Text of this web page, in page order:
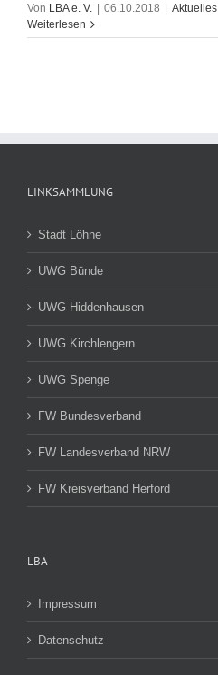
Von LBA e. V. 06.10.2018 Aktuelles
Weiterlesen
LINKSAMMLUNG
Stadt Löhne
UWG Bünde
UWG Hiddenhausen
UWG Kirchlengern
UWG Spenge
FW Bundesverband
FW Landesverband NRW
FW Kreisverband Herford
LBA
Impressum
Datenschutz